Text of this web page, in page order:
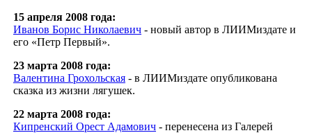
15 апреля 2008 года:
Иванов Борис Николаевич - новый автор в ЛИИМиздате и
его «Петр Первый».
23 марта 2008 года:
Валентина Грохольская - в ЛИИМиздате опубликована
сказка из жизни лягушек.
22 марта 2008 года:
Кипренский Орест Адамович - перенесена из Галерей